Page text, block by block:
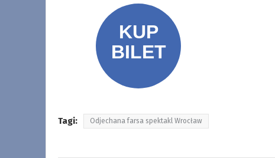
Tagi: Odjechana farsa spektakl Wrocław